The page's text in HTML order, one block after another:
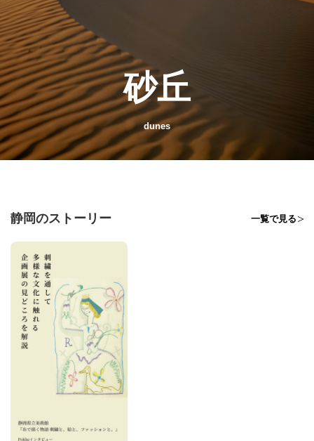
砂丘
dunes
静岡のストーリー 一覧で見る